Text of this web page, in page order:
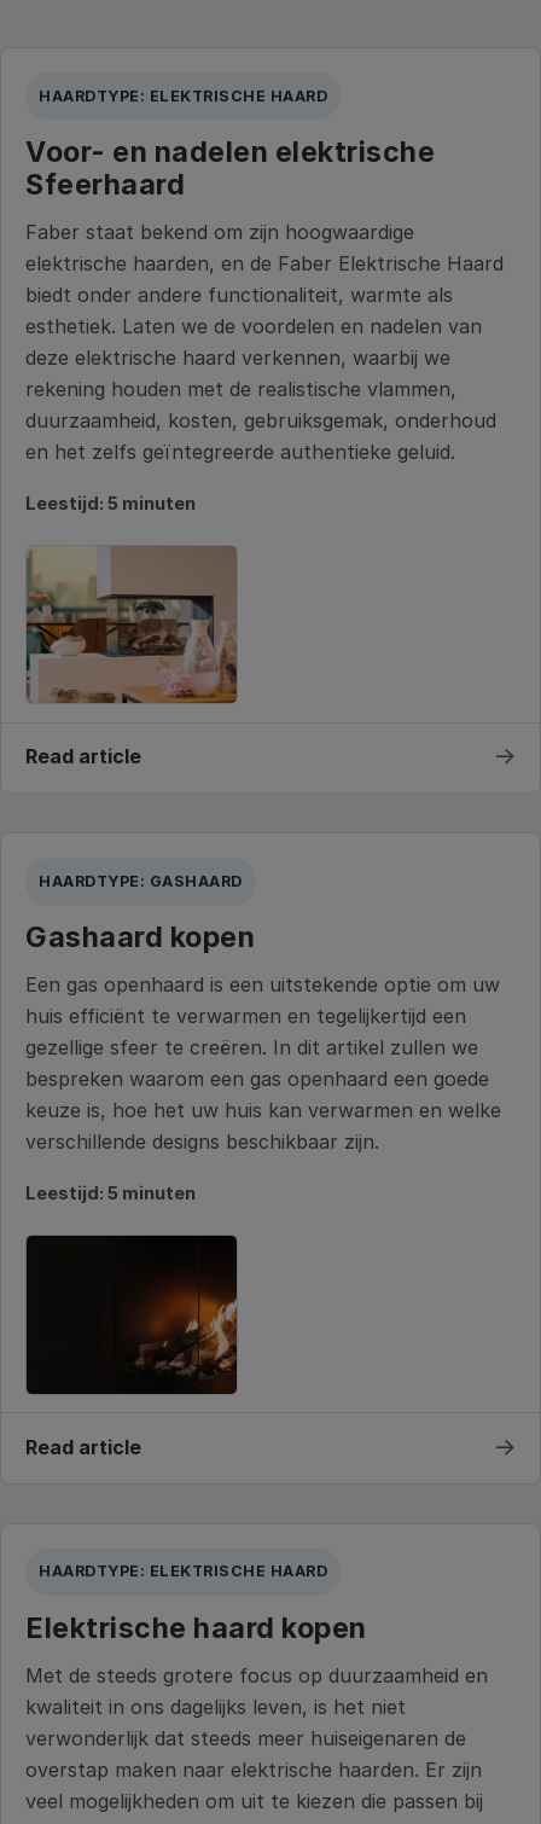
HAARDTYPE: ELEKTRISCHE HAARD
Voor- en nadelen elektrische
Sfeerhaard
Faber staat bekend om zijn hoogwaardige
elektrische haarden, en de Faber Elektrische Haard
biedt onder andere functionaliteit, warmte als
esthetiek. Laten we de voordelen en nadelen van
deze elektrische haard verkennen, waarbij we
rekening houden met de realistische vlammen,
duurzaamheid, kosten, gebruiksgemak, onderhoud
en het zelfs geïntegreerde authentieke geluid.
Leestijd: 5 minuten
Read article →
HAARDTYPE: GASHAARD
Gashaard kopen
Een gas openhaard is een uitstekende optie om uw
huis efficiënt te verwarmen en tegelijkertijd een
gezellige sfeer te creëren. In dit artikel zullen we
bespreken waarom een gas openhaard een goede
keuze is, hoe het uw huis kan verwarmen en welke
verschillende designs beschikbaar zijn.
Leestijd: 5 minuten
Read article →
HAARDTYPE: ELEKTRISCHE HAARD
Elektrische haard kopen
Met de steeds grotere focus op duurzaamheid en
kwaliteit in ons dagelijks leven, is het niet
verwonderlijk dat steeds meer huiseigenaren de
overstap maken naar elektrische haarden. Er zijn
veel mogelijkheden om uit te kiezen die passen bij